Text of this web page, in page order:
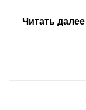
Читать далее